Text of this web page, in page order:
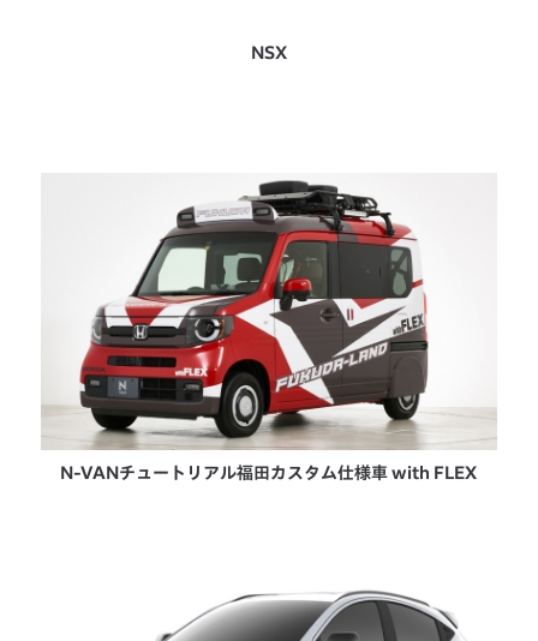
NSX
N-VANチュートリアル福田カスタム仕様車 with FLEX